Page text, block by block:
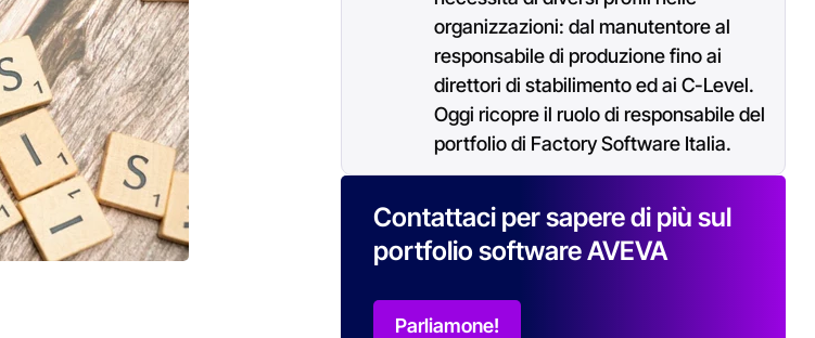
organizzazioni: dal manutentore al
responsabile di produzione fino ai
direttori di stabilimento ed ai C-Level.
Oggi ricopre il ruolo di responsabile del
portfolio di Factory Software Italia.
Contattaci per sapere di più sul
portfolio software AVEVA
Parliamone!